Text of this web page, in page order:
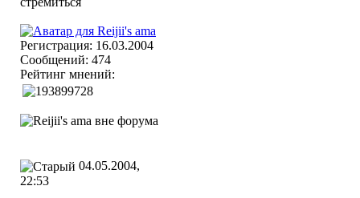
Регистрация: 16.03.2004
Сообщений: 474
Рейтинг мнений:
04.05.2004,
22:53